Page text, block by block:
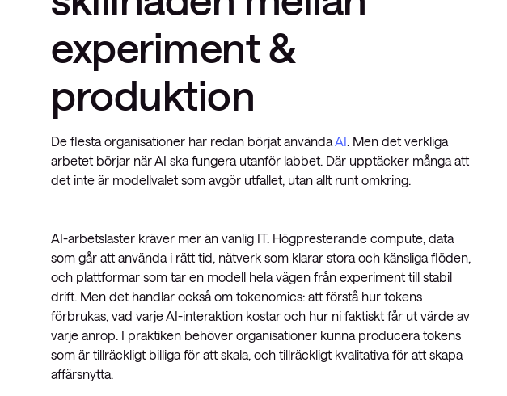
experiment &
produktion
De flesta organisationer har redan börjat användaAI. Men det verkliga
arbetet börjar när AI ska fungera utanför labbet. Där upptäcker många att
det inte är modellvalet som avgör utfallet, utan allt runt omkring.
AI-arbetslaster kräver mer än vanlig IT. Högpresterande compute, data
som går att använda i rätt tid, nätverk som klarar stora och känsliga flöden,
och plattformar som tar en modell hela vägen från experiment till stabil
drift. Men det handlar också om tokenomics: att förstå hur tokens
förbrukas, vad varje AI-interaktion kostar och hur ni faktiskt får ut värde av
varje anrop. I praktiken behöver organisationer kunna producera tokens
som är tillräckligt billiga för att skala, och tillräckligt kvalitativa för att skapa
affärsnytta.